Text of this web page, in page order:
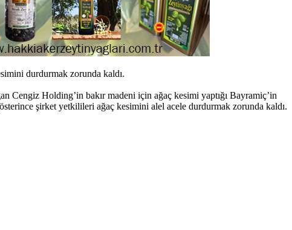
durdurmak zorunda kaldı.
Holding’in bakır madeni için ağaç kesimi yaptığı Bayramiç’in
şirket yetkilileri ağaç kesimini alel acele durdurmak zorunda kaldı.